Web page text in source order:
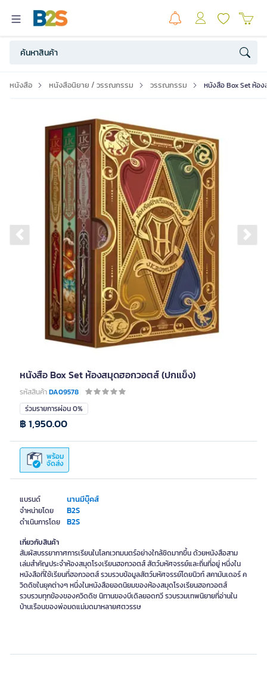
หนังสือ หนังสือนิยาย / วรรณกรรม วรรณกรรม หนังสือ Box Set ห้อ
Previous slide
หนังสือ Box Set ห้องสมุดฮอกวอตส์ (ปกแข็ง)
รหัสสินค้าDA09578
แบรนด์ นานมีบุ๊คส์
จำหน่ายโดย B2S
ดำเนินการโดย B2S
ร่วมรายการผ่อน 0%
พร้อม
จัดส่ง
฿ 1,950.00
เกี่ยวกับสินค้า
สัมผัสบรรยากาศการเรียนในโลกเวทมนตร์อย่างใกล้ชิดมากขึ้น ด้วยหนังสือสาม
เล่มสำคัญประจำห้องสมุดโรงเรียนฮอกวอตส์ สัตว์มหัศจรรย์และถิ่นที่อยู่ หนึ่งใน
หนังสือที่ใช้เรียนที่ฮอกวอตส์ รวมรวบข้อมูลสัตว์มหัศจรรย์โดยนิวท์ สคามันเดอร์ ค
วิดดิชในยุคต่างๆ หนึ่งในหนังสือยอดนิยมของห้องสมุดโรงเรียนฮอกวอตส์
รวบรวมทุกข้องของควิดดิช นิทานของบีเดิลยอดกวี รวบรวมเทพนิยายที่อ่านใน
บ้านเรือนของพ่อมดแม่มดมาหลายศตวรรษ